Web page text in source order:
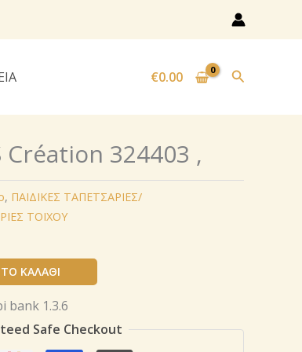
€0.00
Création 324403 ,
, ΠΑΙΔΙΚΕΣ ΤΑΠΕΤΣΑΡΙΕΣ/
ΤΟΙΧΟΥ
ΚΑΛΆΘΙ
Safe Checkout